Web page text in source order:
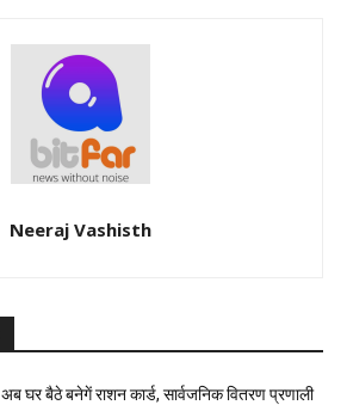
Neeraj Vashisth
अब घर बैठे बनेगें राशन कार्ड, सार्वजनिक वितरण प्रणाली